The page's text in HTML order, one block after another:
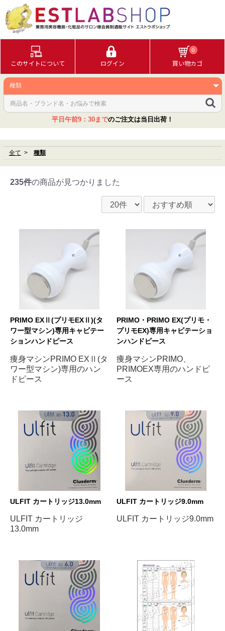
このサイトについて ログイン
0
買い物カゴ
平日午前9：30までのご注文は当日出荷！
全て 種類
235件の商品が見つかりました
PRIMO EXⅡ(プリモEXⅡ)(タ
ワー型マシン)専用キャビテー
ションハンドピース
痩身マシンPRIMO EXⅡ(タ
ワー型マシン)専用のハン
ドピース
PRIMO・PRIMO EX(プリモ・
プリモEX)専用キャビテーショ
ンハンドピース
痩身マシンPRIMO、
PRIMOEX専用のハンドピ
ース
ULFIT カートリッジ13.0mm
ULFIT カートリッジ
13.0mm
ULFIT カートリッジ9.0mm
ULFIT カートリッジ9.0mm